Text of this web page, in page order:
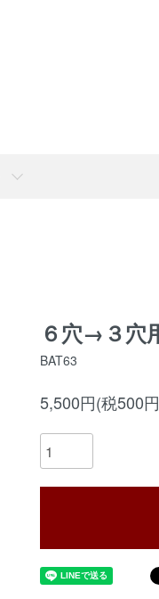
６穴→３穴
BAT63
5,500円(税500